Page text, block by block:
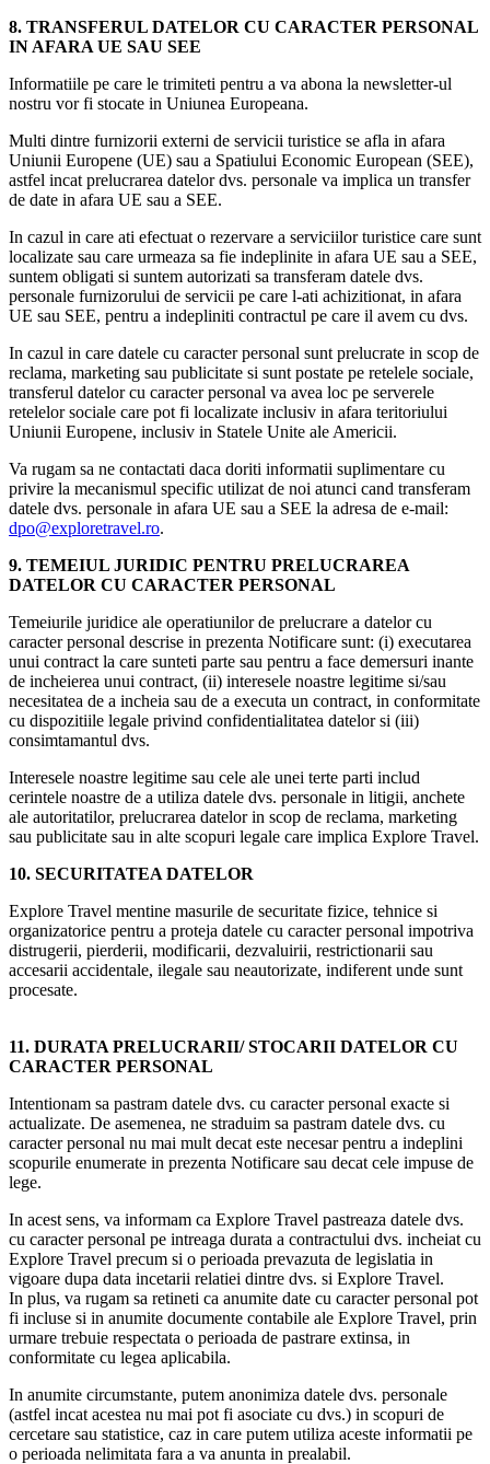
8. TRANSFERUL DATELOR CU CARACTER PERSONAL
IN AFARA UE SAU SEE
Informatiile pe care le trimiteti pentru a va abona la newsletter-ul
nostru vor fi stocate in Uniunea Europeana.
Multi dintre furnizorii externi de servicii turistice se afla in afara
Uniunii Europene (UE) sau a Spatiului Economic European (SEE),
astfel incat prelucrarea datelor dvs. personale va implica un transfer
de date in afara UE sau a SEE.
In cazul in care ati efectuat o rezervare a serviciilor turistice care sunt
localizate sau care urmeaza sa fie indeplinite in afara UE sau a SEE,
suntem obligati si suntem autorizati sa transferam datele dvs.
personale furnizorului de servicii pe care l-ati achizitionat, in afara
UE sau SEE, pentru a indepliniti contractul pe care il avem cu dvs.
In cazul in care datele cu caracter personal sunt prelucrate in scop de
reclama, marketing sau publicitate si sunt postate pe retelele sociale,
transferul datelor cu caracter personal va avea loc pe serverele
retelelor sociale care pot fi localizate inclusiv in afara teritoriului
Uniunii Europene, inclusiv in Statele Unite ale Americii.
Va rugam sa ne contactati daca doriti informatii suplimentare cu
privire la mecanismul specific utilizat de noi atunci cand transferam
datele dvs. personale in afara UE sau a SEE la adresa de e-mail:
dpo@exploretravel.ro.
9. TEMEIUL JURIDIC PENTRU PRELUCRAREA
DATELOR CU CARACTER PERSONAL
Temeiurile juridice ale operatiunilor de prelucrare a datelor cu
caracter personal descrise in prezenta Notificare sunt: (i) executarea
unui contract la care sunteti parte sau pentru a face demersuri inante
de incheierea unui contract, (ii) interesele noastre legitime si/sau
necesitatea de a incheia sau de a executa un contract, in conformitate
cu dispozitiile legale privind confidentialitatea datelor si (iii)
consimtamantul dvs.
Interesele noastre legitime sau cele ale unei terte parti includ
cerintele noastre de a utiliza datele dvs. personale in litigii, anchete
ale autoritatilor, prelucrarea datelor in scop de reclama, marketing
sau publicitate sau in alte scopuri legale care implica Explore Travel.
10. SECURITATEA DATELOR
Explore Travel mentine masurile de securitate fizice, tehnice si
organizatorice pentru a proteja datele cu caracter personal impotriva
distrugerii, pierderii, modificarii, dezvaluirii, restrictionarii sau
accesarii accidentale, ilegale sau neautorizate, indiferent unde sunt
procesate.
11. DURATA PRELUCRARII/ STOCARII DATELOR CU
CARACTER PERSONAL
Intentionam sa pastram datele dvs. cu caracter personal exacte si
actualizate. De asemenea, ne straduim sa pastram datele dvs. cu
caracter personal nu mai mult decat este necesar pentru a indeplini
scopurile enumerate in prezenta Notificare sau decat cele impuse de
lege.
In acest sens, va informam ca Explore Travel pastreaza datele dvs.
cu caracter personal pe intreaga durata a contractului dvs. incheiat cu
Explore Travel precum si o perioada prevazuta de legislatia in
vigoare dupa data incetarii relatiei dintre dvs. si Explore Travel.
In plus, va rugam sa retineti ca anumite date cu caracter personal pot
fi incluse si in anumite documente contabile ale Explore Travel, prin
urmare trebuie respectata o perioada de pastrare extinsa, in
conformitate cu legea aplicabila.
In anumite circumstante, putem anonimiza datele dvs. personale
(astfel incat acestea nu mai pot fi asociate cu dvs.) in scopuri de
cercetare sau statistice, caz in care putem utiliza aceste informatii pe
o perioada nelimitata fara a va anunta in prealabil.